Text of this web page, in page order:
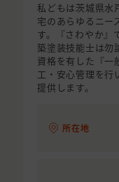
私どもは茨城県水
宅のあらゆるニー
す。『さわやか』
築塗装技能士は勿
資格を有した『一
工・安心管理を行
提供します。
所在地